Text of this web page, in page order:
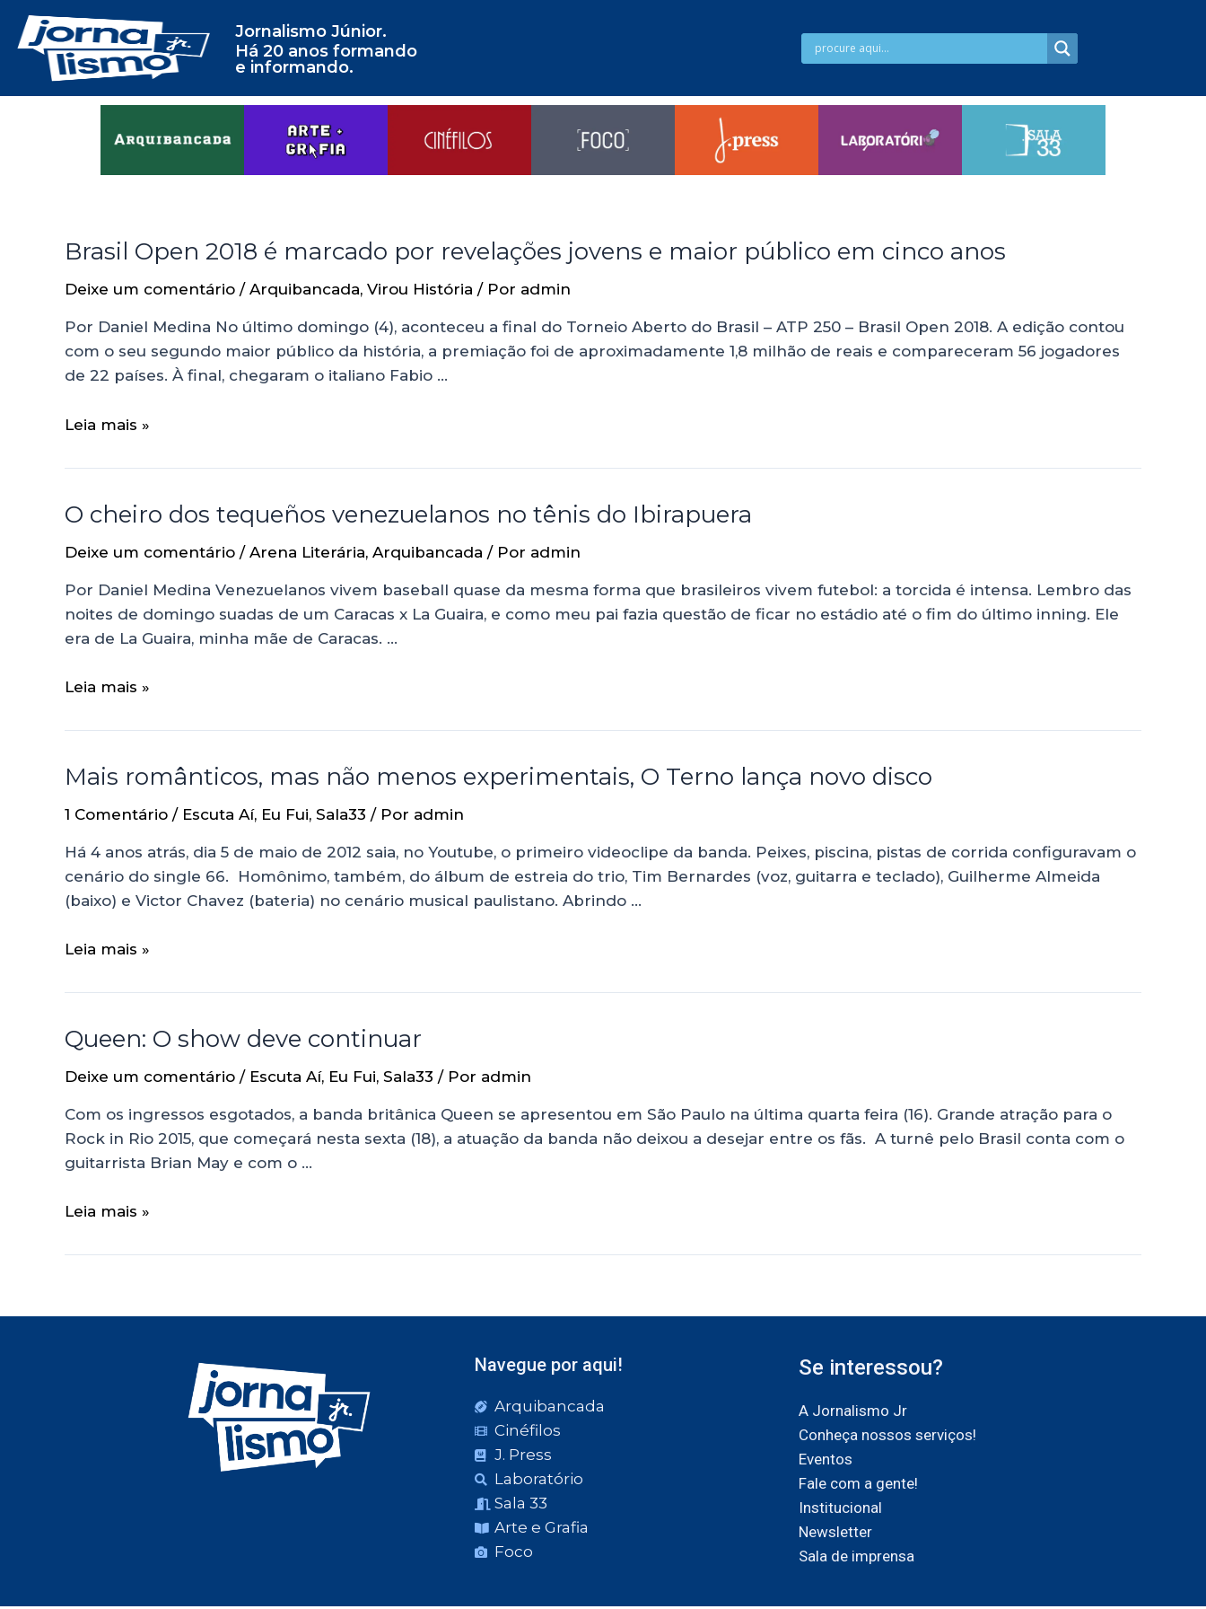
Jornalismo Júnior.
Há 20 anos formando
e informando.
Brasil Open 2018 é marcado por revelações jovens e maior público em cinco anos
Deixe um comentário / Arquibancada, Virou História / Por admin
Por Daniel Medina No último domingo (4), aconteceu a final do Torneio Aberto do Brasil – ATP 250 – Brasil Open 2018. A edição contou
com o seu segundo maior público da história, a premiação foi de aproximadamente 1,8 milhão de reais e compareceram 56 jogadores
de 22 países. À final, chegaram o italiano Fabio …
Leia mais »
O cheiro dos tequeños venezuelanos no tênis do Ibirapuera
Deixe um comentário / Arena Literária, Arquibancada / Por admin
Por Daniel Medina Venezuelanos vivem baseball quase da mesma forma que brasileiros vivem futebol: a torcida é intensa. Lembro das
noites de domingo suadas de um Caracas x La Guaira, e como meu pai fazia questão de ficar no estádio até o fim do último inning. Ele
era de La Guaira, minha mãe de Caracas. …
Leia mais »
Mais românticos, mas não menos experimentais, O Terno lança novo disco
1 Comentário / Escuta Aí, Eu Fui, Sala33 / Por admin
Há 4 anos atrás, dia 5 de maio de 2012 saia, no Youtube, o primeiro videoclipe da banda. Peixes, piscina, pistas de corrida configuravam o
cenário do single 66. Homônimo, também, do álbum de estreia do trio, Tim Bernardes (voz, guitarra e teclado), Guilherme Almeida
(baixo) e Victor Chavez (bateria) no cenário musical paulistano. Abrindo …
Leia mais »
Queen: O show deve continuar
Deixe um comentário / Escuta Aí, Eu Fui, Sala33 / Por admin
Com os ingressos esgotados, a banda britânica Queen se apresentou em São Paulo na última quarta feira (16). Grande atração para o
Rock in Rio 2015, que começará nesta sexta (18), a atuação da banda não deixou a desejar entre os fãs. A turnê pelo Brasil conta com o
guitarrista Brian May e com o …
Leia mais »
Navegue por aqui!
Arquibancada
Cinéfilos
J. Press
Laboratório
Sala 33
Arte e Grafia
Foco
Se interessou?
A Jornalismo Jr
Conheça nossos serviços!
Eventos
Fale com a gente!
Institucional
Newsletter
Sala de imprensa